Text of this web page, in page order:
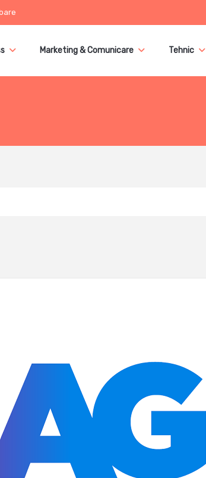
Marketing & Comunicare Tehnic